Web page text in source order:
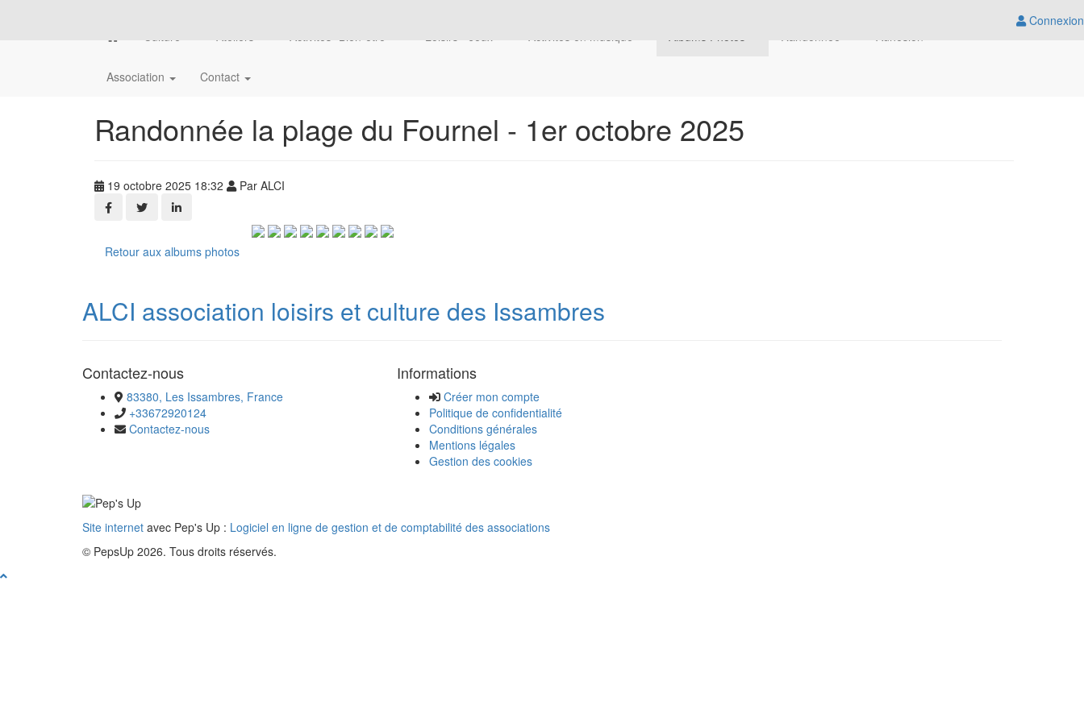
Connexion
Culture
Ateliers Activités "Bien-être" Loisirs - Jeux Activités en musique Albums Photos Randonnée Adhésion
Association Contact
Randonnée la plage du Fournel - 1er octobre 2025
19 octobre 2025 18:32 Par ALCI
Retour aux albums photos
ALCI association loisirs et culture des Issambres
Contactez-nous
83380, Les Issambres, France
+33672920124
Contactez-nous
Informations
Créer mon compte
Politique de confidentialité
Conditions générales
Mentions légales
Gestion des cookies
Site internet avec Pep's Up : Logiciel en ligne de gestion et de comptabilité des associations
© PepsUp 2026. Tous droits réservés.